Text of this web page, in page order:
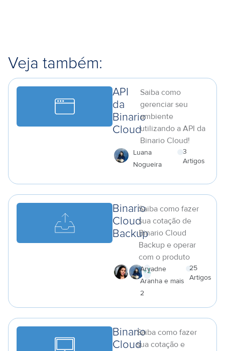
Veja também:
API
da
Binario
Cloud
Saiba como
gerenciar seu
ambiente
utilizando a API da
Binario Cloud!
Luana
Nogueira
3
Artigos
Binario
Cloud
Backup
Saiba como fazer
sua cotação de
Binario Cloud
Backup e operar
com o produto
+1
Aryadne
Aranha e mais
2
25
Artigos
Binario
Cloud
Saiba como fazer
sua cotação e